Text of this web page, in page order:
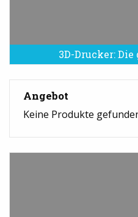
3D-Drucker:
Angebot
Keine Produkte